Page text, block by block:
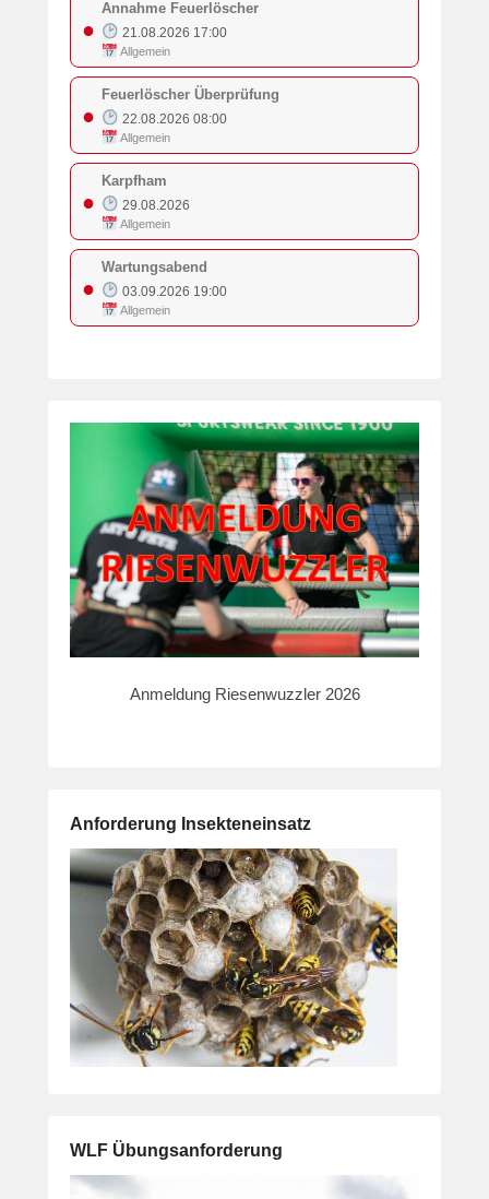
●
Annahme Feuerlöscher
21.08.2026 17:00
Allgemein
●
Feuerlöscher Überprüfung
22.08.2026 08:00
Allgemein
●
Karpfham
29.08.2026
Allgemein
●
Wartungsabend
03.09.2026 19:00
Allgemein
Anmeldung Riesenwuzzler 2026
Anforderung Insekteneinsatz
WLF Übungsanforderung